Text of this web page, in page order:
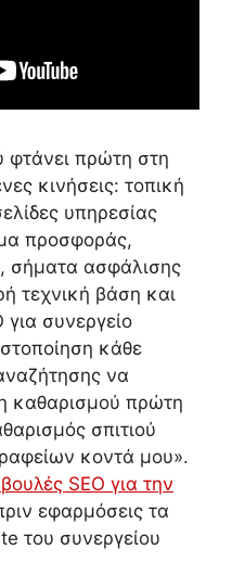
φτάνει πρώτη στη
κινήσεις: τοπική
υπηρεσίας
προσφοράς,
σήματα ασφάλισης
τεχνική βάση και
συνεργείο
κάθε
να
καθαρισμού πρώτη
σπιτιού
κοντά μου».
SEO για την
εφαρμόσεις τα
του συνεργείου